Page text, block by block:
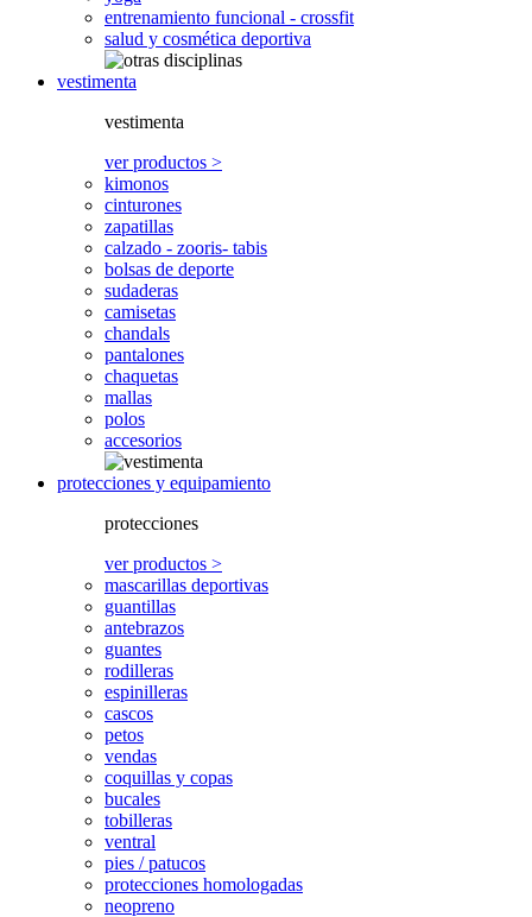
entrenamiento funcional - crossfit
salud y cosmética deportiva
vestimenta
vestimenta
ver productos >
kimonos
cinturones
zapatillas
calzado - zooris- tabis
bolsas de deporte
sudaderas
camisetas
chandals
pantalones
chaquetas
mallas
polos
accesorios
protecciones y equipamiento
protecciones
ver productos >
mascarillas deportivas
guantillas
antebrazos
guantes
rodilleras
espinilleras
cascos
petos
vendas
coquillas y copas
bucales
tobilleras
ventral
pies / patucos
protecciones homologadas
neopreno